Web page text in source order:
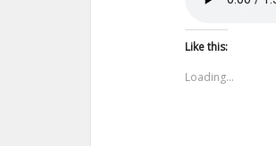
Like this:
Loading...